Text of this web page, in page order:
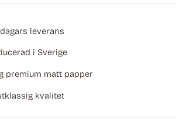
leverans
i Sverige
premium matt papper
kvalitet